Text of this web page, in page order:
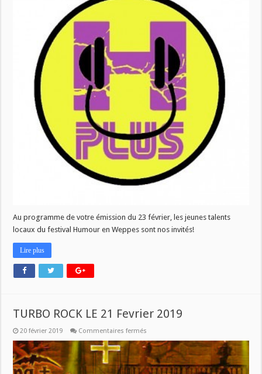
Au programme de votre émission du 23 février, les jeunes talents
locaux du festival Humour en Weppes sont nos invités!
Lire plus
TURBO ROCK LE 21 Fevrier 2019
20 février 2019 Commentaires fermés
ROCK
LE
21
Fevrier